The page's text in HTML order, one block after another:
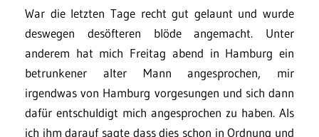
War die letzten Tage recht gut gelaunt und wurde
deswegen desöfteren blöde angemacht. Unter
anderem hat mich Freitag abend in Hamburg ein
betrunkener alter Mann angesprochen, mir
irgendwas von Hamburg vorgesungen und sich dann
dafür entschuldigt mich angesprochen zu haben. Als
ich ihm darauf sagte dass dies schon in Ordnung und